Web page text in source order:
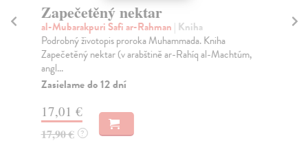
Zapečetěný nektar
al-Mubarakpuri Safi ar-Rahman | Kniha
Podrobný životopis proroka Muhammada. Kniha
Zapečetěný nektar (v arabštině ar-Rahíq al-Machtúm,
angl...
Zasielame do 12 dní
17,01 €
17,90 € ?